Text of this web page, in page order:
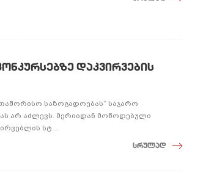
დაკვირვების
საზოგადოებას“ საჯარო
არ აძლევს. მერიიდან მოწოდებული
სტ ...
სრულად